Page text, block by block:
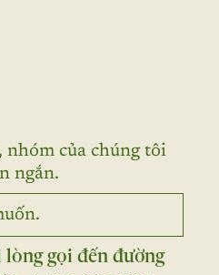
nhóm của chúng tôi
ngắn.
gọi đến đường